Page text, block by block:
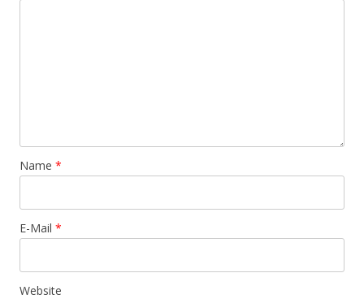
Name *
E-Mail *
Website